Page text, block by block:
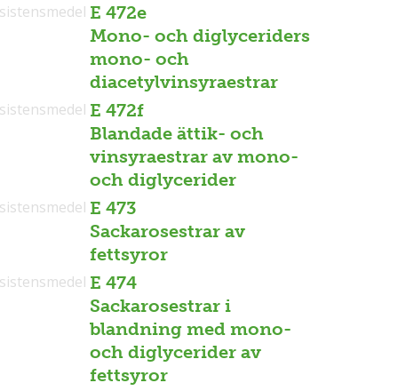
E 472e
Mono- och diglyceriders
mono- och
diacetylvinsyraestrar
E 472f
Blandade ättik- och
vinsyraestrar av mono-
och diglycerider
E 473
Sackarosestrar av
fettsyror
E 474
Sackarosestrar i
blandning med mono-
och diglycerider av
fettsyror